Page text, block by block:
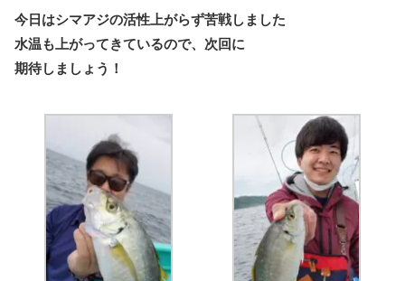
今日はシマアジの活性上がらず苦戦しました
水温も上がってきているので、次回に
期待しましょう！